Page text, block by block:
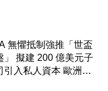
無懼抵制強推「世盃
」 擬建 200 億美元子
引入私人資本 歐洲足